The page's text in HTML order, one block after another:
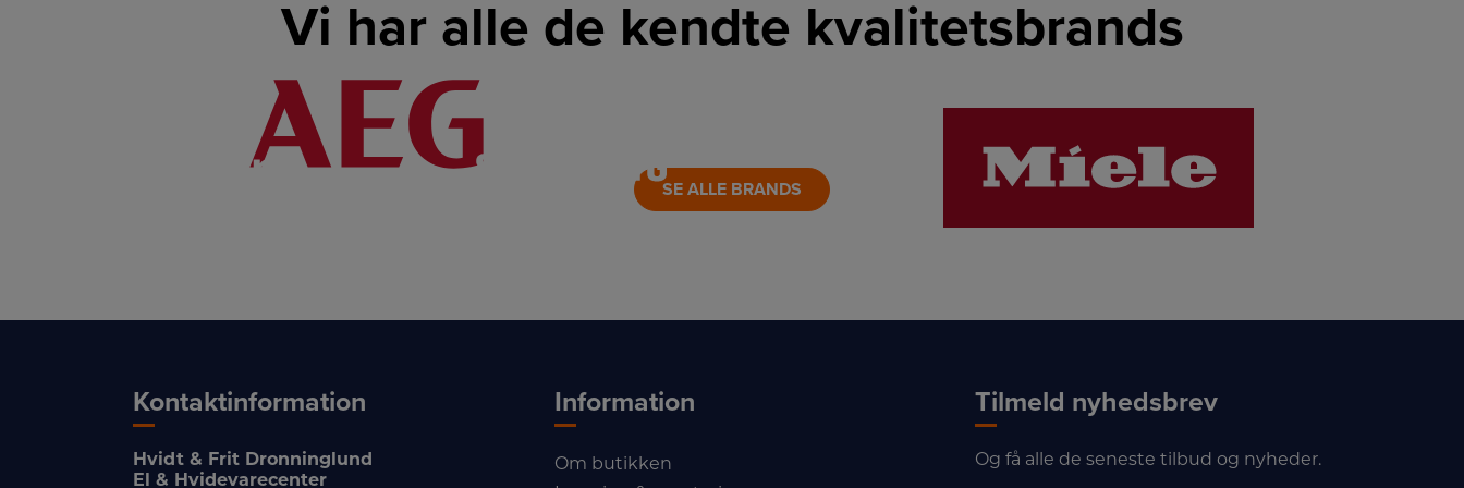
Vi har alle de kendte kvalitetsbrands
LINK
LINK
SE ALLE BRANDS
Kontaktinformation
Hvidt & Frit Dronninglund
El & Hvidevarecenter
Information
Om butikken
Tilmeld nyhedsbrev
Og få alle de seneste tilbud og nyheder.